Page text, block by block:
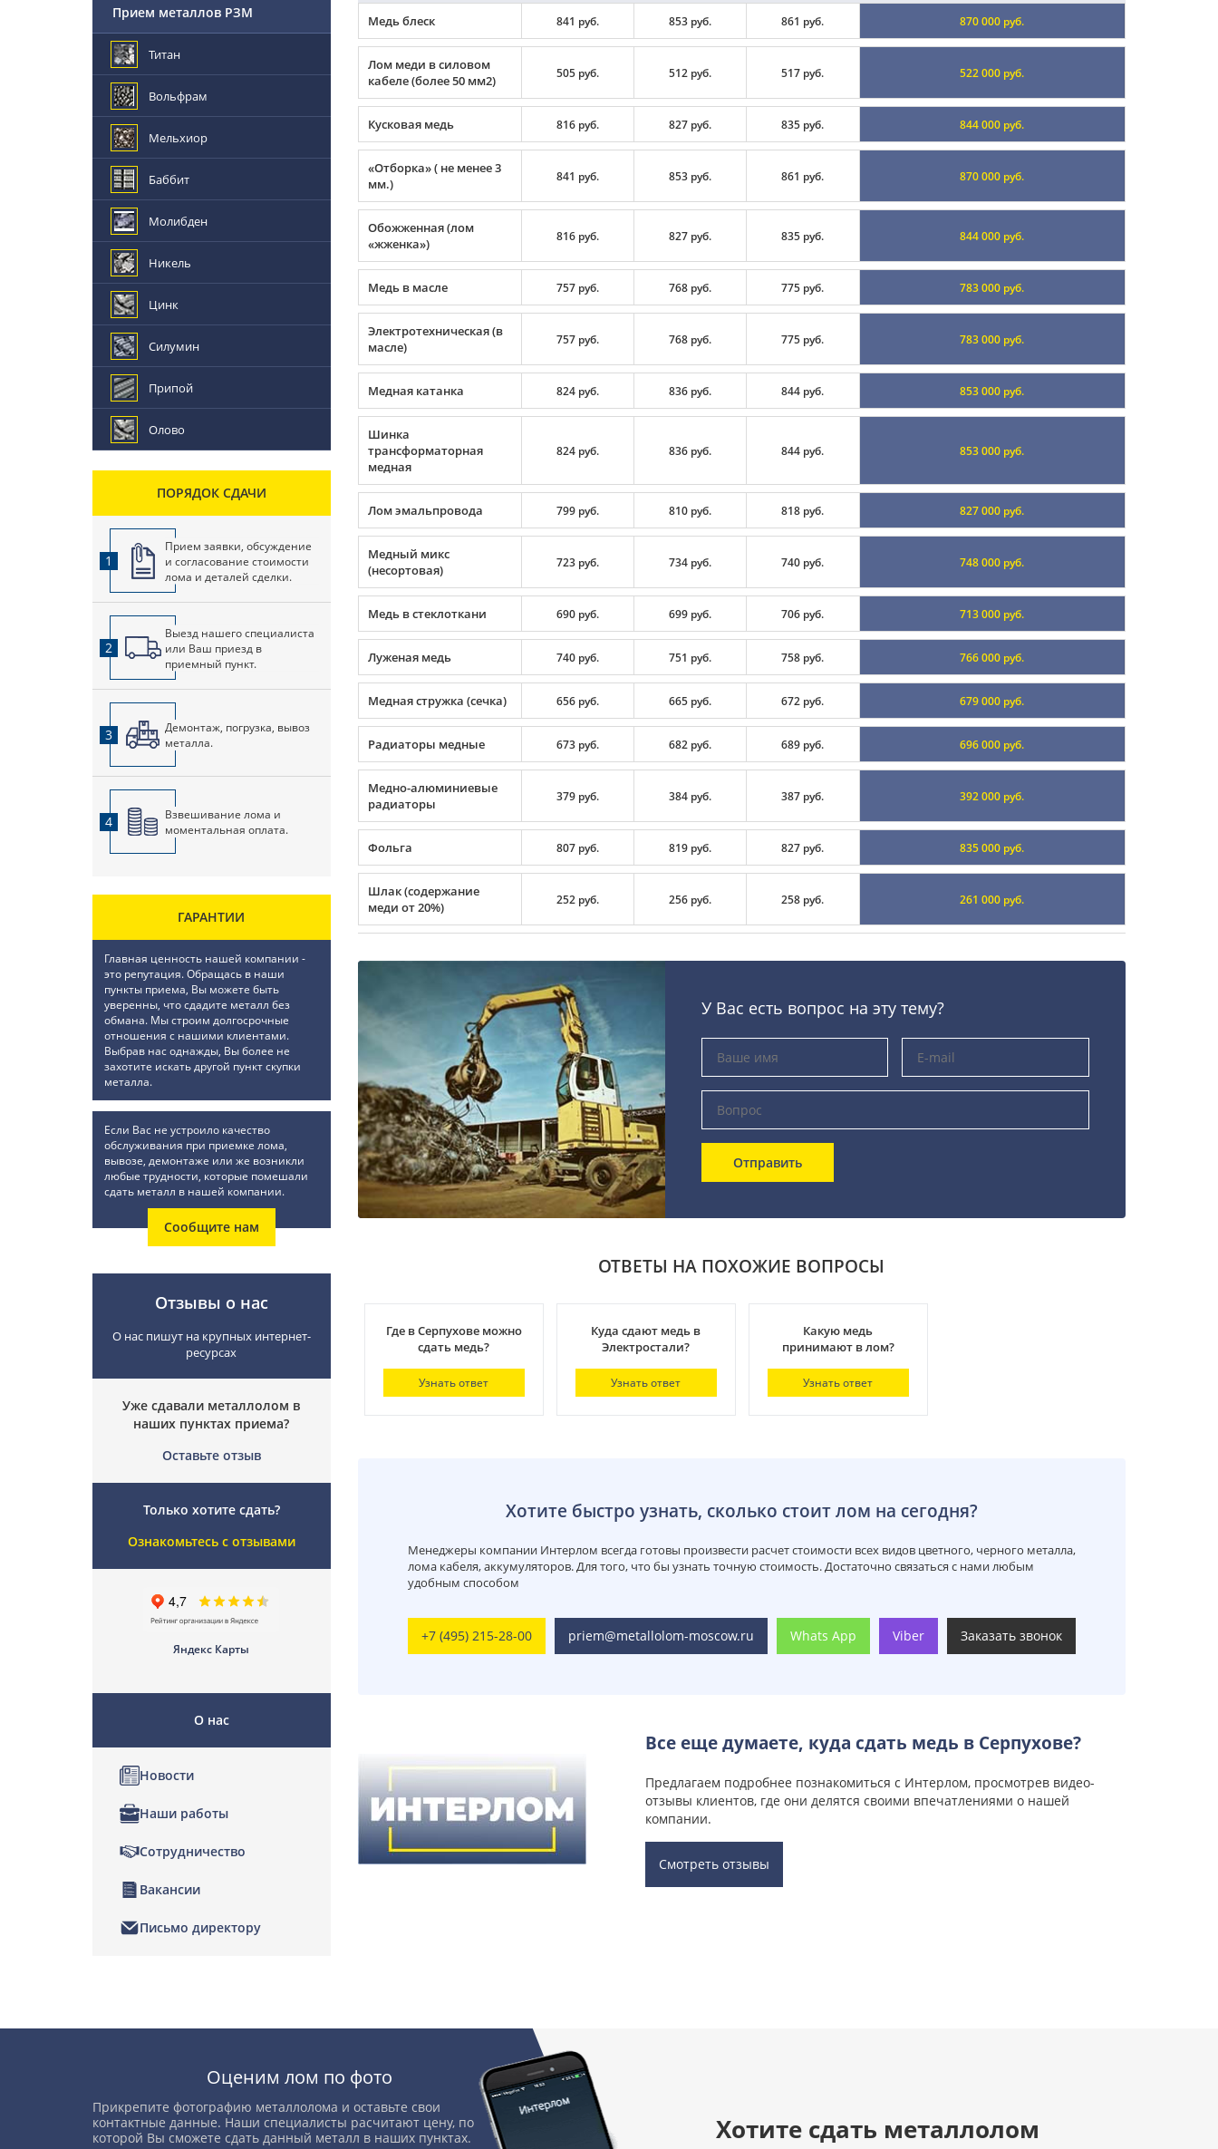
Медь блеск 841 руб. 853 руб. 861 руб. 870 000 руб.
Лом меди в силовом
кабеле (более 50 мм2)
505 руб. 512 руб. 517 руб. 522 000 руб.
Кусковая медь 816 руб. 827 руб. 835 руб. 844 000 руб.
«Отборка» ( не менее 3
мм.)
841 руб. 853 руб. 861 руб. 870 000 руб.
Обожженная (лом
«жженка»)
816 руб. 827 руб. 835 руб. 844 000 руб.
Медь в масле 757 руб. 768 руб. 775 руб. 783 000 руб.
Электротехническая (в
масле)
757 руб. 768 руб. 775 руб. 783 000 руб.
Медная катанка 824 руб. 836 руб. 844 руб. 853 000 руб.
Шинка
трансформаторная
медная
824 руб. 836 руб. 844 руб. 853 000 руб.
Лом эмальпровода 799 руб. 810 руб. 818 руб. 827 000 руб.
Медный микс
(несортовая)
723 руб. 734 руб. 740 руб. 748 000 руб.
Медь в стеклоткани 690 руб. 699 руб. 706 руб. 713 000 руб.
Луженая медь 740 руб. 751 руб. 758 руб. 766 000 руб.
Медная стружка (сечка) 656 руб. 665 руб. 672 руб. 679 000 руб.
Радиаторы медные 673 руб. 682 руб. 689 руб. 696 000 руб.
Медно-алюминиевые
радиаторы
379 руб. 384 руб. 387 руб. 392 000 руб.
Фольга 807 руб. 819 руб. 827 руб. 835 000 руб.
Шлак (содержание
меди от 20%)
252 руб. 256 руб. 258 руб. 261 000 руб.
У Вас есть вопрос на эту тему?
Отправить
ОТВЕТЫ НА ПОХОЖИЕ ВОПРОСЫ
Где в Серпухове можно
сдать медь?
Узнать ответ
Куда сдают медь в
Электростали?
Узнать ответ
Какую медь
принимают в лом?
Узнать ответ
Хотите быстро узнать, сколько стоит лом на сегодня?
Менеджеры компании Интерлом всегда готовы произвести расчет стоимости всех видов цветного, черного металла,
лома кабеля, аккумуляторов. Для того, что бы узнать точную стоимость. Достаточно связаться с нами любым
удобным способом
+7 (495) 215-28-00 priem@metallolom-moscow.ru Whats App Viber Заказать звонок
Все еще думаете, куда сдать медь в Серпухове?
Предлагаем подробнее познакомиться с Интерлом, просмотрев видео-
отзывы клиентов, где они делятся своими впечатлениями о нашей
компании.
Смотреть отзывы
Прием металлов РЗМ
Титан
Вольфрам
Мельхиор
Баббит
Молибден
Никель
Цинк
Силумин
Припой
Олово
ПОРЯДОК СДАЧИ
1
Прием заявки, обсуждение
и согласование стоимости
лома и деталей сделки.
2
Выезд нашего специалиста
или Ваш приезд в
приемный пункт.
3
Демонтаж, погрузка, вывоз
металла.
4
Взвешивание лома и
моментальная оплата.
ГАРАНТИИ
Главная ценность нашей компании -
это репутация. Обращась в наши
пункты приема, Вы можете быть
уверенны, что сдадите металл без
обмана. Мы строим долгосрочные
отношения с нашими клиентами.
Выбрав нас однажды, Вы более не
захотите искать другой пункт скупки
металла.
Если Вас не устроило качество
обслуживания при приемке лома,
вывозе, демонтаже или же возникли
любые трудности, которые помешали
сдать металл в нашей компании.
Сообщите нам
Отзывы о нас
О нас пишут на крупных интернет-
ресурсах
Уже сдавали металлолом в
наших пунктах приема?
Оставьте отзыв
Только хотите сдать?
Ознакомьтесь с отзывами
Яндекс Карты
О нас
Новости
Наши работы
Сотрудничество
Вакансии
Письмо директору
Хотите сдать металлолом
Оценим лом по фото
Прикрепите фотографию металлолома и оставьте свои
контактные данные. Наши специалисты расчитают цену, по
которой Вы сможете сдать данный металл в наших пунктах.